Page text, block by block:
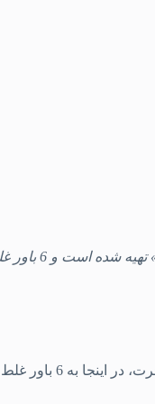
تهیه شده است و 6
خواهیم پرداخت.